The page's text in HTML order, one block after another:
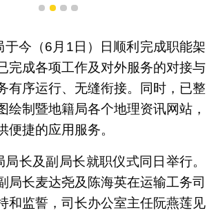
土地工务局局徽
1 2 3 4
于今（6月1日）日顺利完成职能架
完成各项工作及对外服务的对接与
有序运行、无缝衔接。同时，已整
绘制暨地籍局各个地理资讯网站，
便捷的应用服务。
局长及副局长就职仪式同日举行。
局长麦达尧及陈海英在运输工务司
和监誓，司长办公室主任阮燕莲见